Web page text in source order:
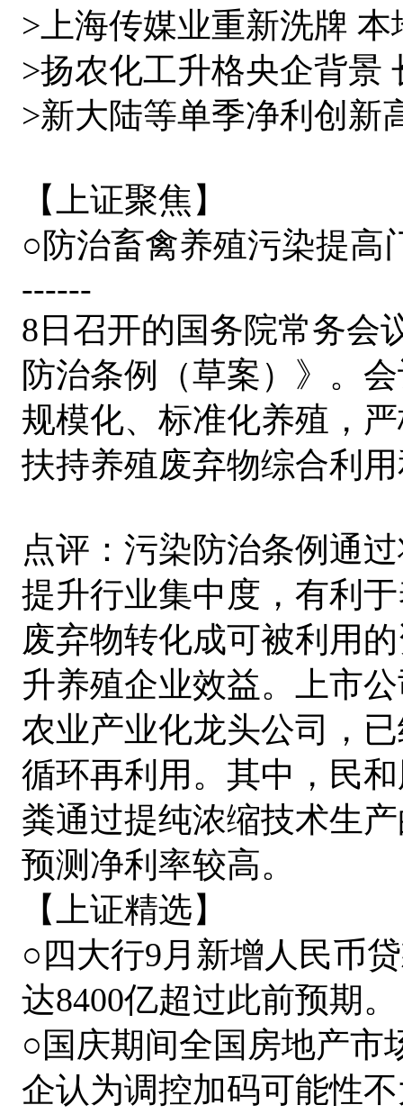
>上海传媒业重新洗牌
>扬农化工升格央企背景
>新大陆等单季净利创新
【上证聚焦】
○防治畜禽养殖污染提高
------
8日召开的国务院常务会
防治条例（草案）》。
规模化、标准化养殖，
扶持养殖废弃物综合利
点评：污染防治条例通
提升行业集中度，有利
废弃物转化成可被利用
升养殖企业效益。上市
农业产业化龙头公司，
循环再利用。其中，民
粪通过提纯浓缩技术生
预测净利率较高。
【上证精选】
○四大行9月新增人民币
达8400亿超过此前预期。
○国庆期间全国房地产市
企认为调控加码可能性